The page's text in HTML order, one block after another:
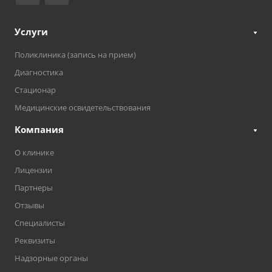
Услуги
Поликлиника (запись на прием)
Диагностика
Стационар
Медицинские освидетельствования
Компания
О клинике
Лицензии
Партнеры
Отзывы
Специалисты
Реквизиты
Надзорные органы